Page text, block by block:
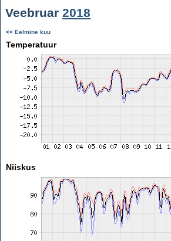
Veebruar 2018
<< Eelmine kuu
Temperatuur
Niiskus